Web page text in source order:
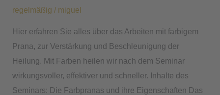
regelmäßig / miguel
Hier erfahren Sie alles über das Arbeiten mit farbigem
Prana, zur Verstärkung und Beschleunigung der
Heilung. Mit Farben heilen wir nach dem Seminar
wirkungsvoller, effektiver und schneller. Inhalte des
Seminars: Die Farbpranas und ihre Eigenschaften Das